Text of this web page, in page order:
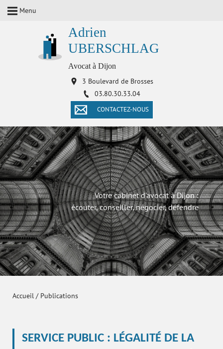
Menu
Adrien
UBERSCHLAG
Avocat à Dijon
3 Boulevard de Brosses
03.80.30.33.04
CONTACTEZ-NOUS
Votre cabinet d'avocat à Dijon :
écouter, conseiller, négocier, défendre
Accueil / Publications
SERVICE PUBLIC : LÉGALITÉ DE LA